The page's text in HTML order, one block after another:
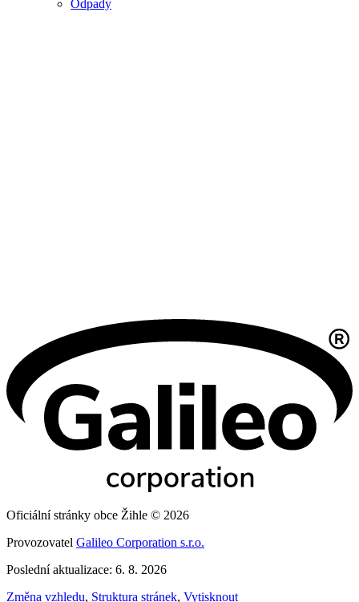
Odpady
Oficiální stránky obce Žihle © 2026
Provozovatel Galileo Corporation s.r.o.
Poslední aktualizace: 6. 8. 2026
Změna vzhledu, Struktura stránek, Vytisknout